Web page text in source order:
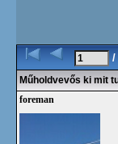
/
Műholdvevős ki mit
foreman